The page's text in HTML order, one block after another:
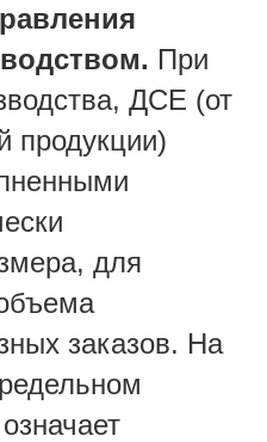
При
ДСЕ (от
продукции)
для
заказов. На